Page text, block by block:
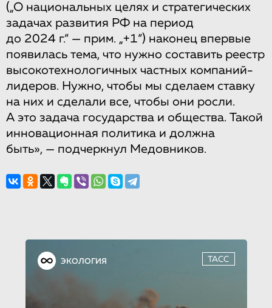
(„О национальных целях и стратегических
задачах развития РФ на период
до 2024 г.“ — прим. „+1“) наконец впервые
появилась тема, что нужно составить реестр
высокотехнологичных частных компаний-
лидеров. Нужно, чтобы мы сделаем ставку
на них и сделали все, чтобы они росли.
А это задача государства и общества. Такой
инновационная политика и должна
быть», — подчеркнул Медовников.
ЭКОЛОГИЯ ТАСС